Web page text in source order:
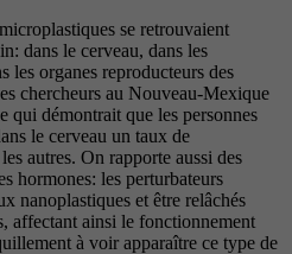
se retrouvaient
dans le cerveau, dans les
les organes reproducteurs des
chercheurs au Nouveau-Mexique
qui démontrait que les personnes
le cerveau un taux de
autres. On rapporte aussi des
hormones: les perturbateurs
nanoplastiques et être relâchés
affectant ainsi le fonctionnement
à voir apparaître ce type de